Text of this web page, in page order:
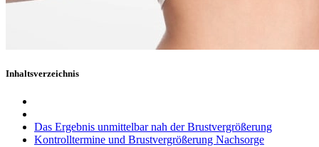
Inhaltsverzeichnis
Das Ergebnis unmittelbar nah der Brustvergrößerung
Kontrolltermine und Brustvergrößerung Nachsorge